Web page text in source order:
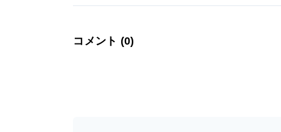
コメント (0)